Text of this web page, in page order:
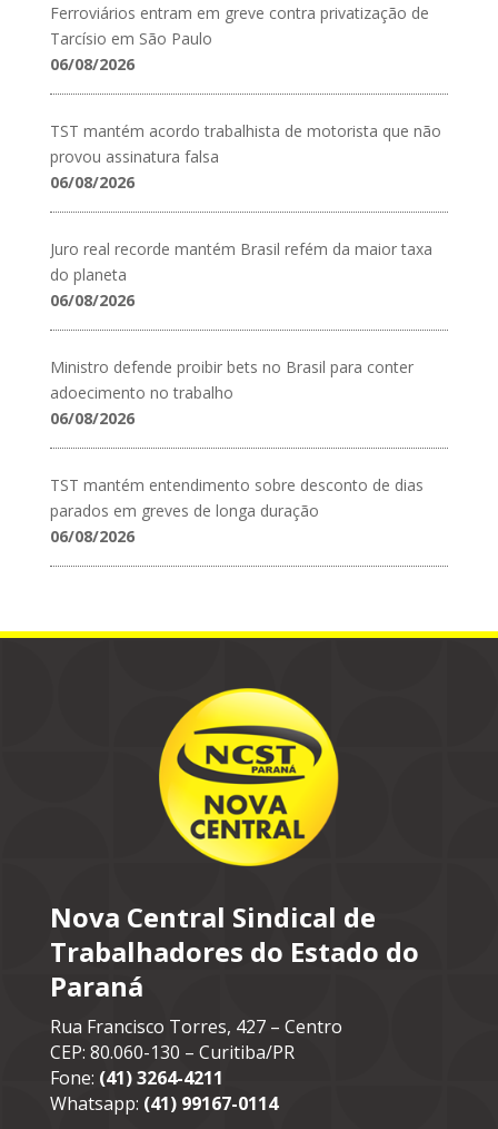
Ferroviários entram em greve contra privatização de
Tarcísio em São Paulo
06/08/2026
TST mantém acordo trabalhista de motorista que não
provou assinatura falsa
06/08/2026
Juro real recorde mantém Brasil refém da maior taxa
do planeta
06/08/2026
Ministro defende proibir bets no Brasil para conter
adoecimento no trabalho
06/08/2026
TST mantém entendimento sobre desconto de dias
parados em greves de longa duração
06/08/2026
Nova Central Sindical de
Trabalhadores do Estado do
Paraná
Rua Francisco Torres, 427 – Centro
CEP: 80.060-130 – Curitiba/PR
Fone: (41) 3264-4211
Whatsapp: (41) 99167-0114